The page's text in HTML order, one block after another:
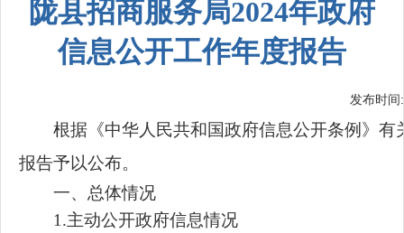
陇县招商服务局2024年政府
信息公开工作年度报告
发布时
根据《中华人民共和国政府信息公开条例》
报告予以公布。
一、总体情况
1.主动公开政府信息情况